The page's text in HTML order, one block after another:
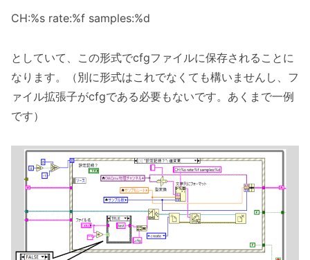
CH:%s rate:%f samples:%d
としていて、この形式でcfgファイルに保存されることに
なります。（別に形式はこれでなくても構いませんし、フ
ァイル拡張子がcfgである必要もないです。あくまで一例
です）